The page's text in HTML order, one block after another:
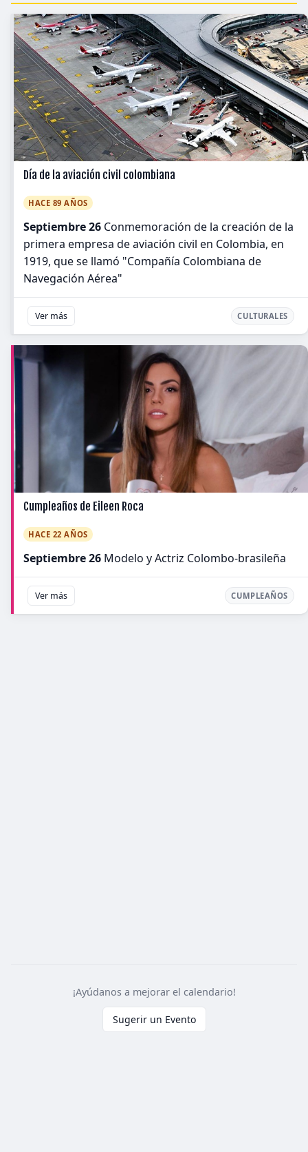
Día de la aviación civil colombiana
HACE 89 AÑOS
Septiembre 26 Conmemoración de la creación de la
primera empresa de aviación civil en Colombia, en
1919, que se llamó "Compañía Colombiana de
Navegación Aérea"
Ver más CULTURALES
Cumpleaños de Eileen Roca
HACE 22 AÑOS
Septiembre 26 Modelo y Actriz Colombo-brasileña
Ver más CUMPLEAÑOS
¡Ayúdanos a mejorar el calendario!
Sugerir un Evento